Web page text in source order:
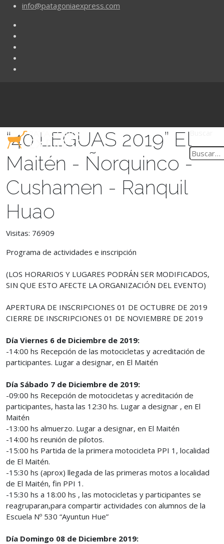
info@patagoniaexpress.com
“40 LEGUAS 2019” El
Maitén - Ñorquinco -
Cushamen - Ranquil
Huao
Visitas: 76909
Programa de actividades e inscripción
(LOS HORARIOS Y LUGARES PODRÁN SER MODIFICADOS,
SIN QUE ESTO AFECTE LA ORGANIZACIÓN DEL EVENTO)
APERTURA DE INSCRIPCIONES 01 DE OCTUBRE DE 2019
CIERRE DE INSCRIPCIONES 01 DE NOVIEMBRE DE 2019
Día Viernes 6 de Diciembre de 2019:
-14:00 hs Recepción de las motocicletas y acreditación de
participantes. Lugar a designar, en El Maitén
Día Sábado 7 de Diciembre de 2019:
-09:00 hs Recepción de motocicletas y acreditación de
participantes, hasta las 12:30 hs. Lugar a designar , en El
Maitén
-13:00 hs almuerzo. Lugar a designar, en El Maitén
-14:00 hs reunión de pilotos.
-15:00 hs Partida de la primera motocicleta PPI 1, localidad
de El Maitén.
-15:30 hs (aprox) llegada de las primeras motos a localidad
de El Maitén, fin PPI 1.
-15:30 hs a 18:00 hs , las motocicletas y participantes se
reagruparan,para compartir actividades con alumnos de la
Escuela Nº 530 “Ayuntun Hue”
Día Domingo 08 de Diciembre 2019: